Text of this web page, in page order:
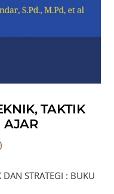
TAKTIK
AJAR
DAN STRATEGI : BUKU